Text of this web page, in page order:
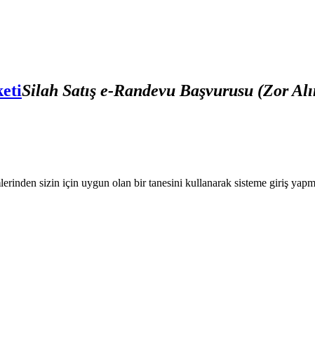
Silah Satış e-Randevu Başvurusu (Zor
sizin için uygun olan bir tanesini kullanarak sisteme giriş